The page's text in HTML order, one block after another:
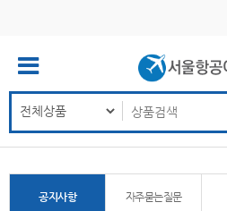
공지사항 자주묻는질문